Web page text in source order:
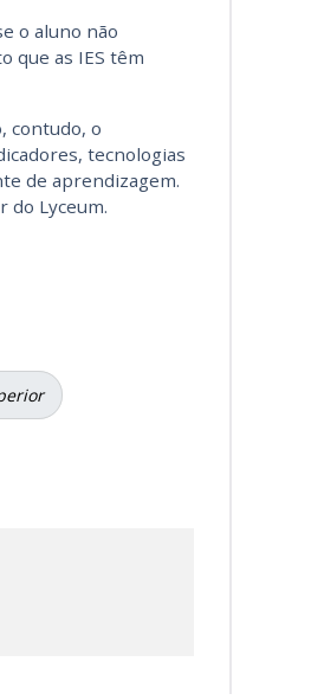
o aluno não
que as IES têm
contudo, o
tecnologias
de aprendizagem.
do Lyceum.